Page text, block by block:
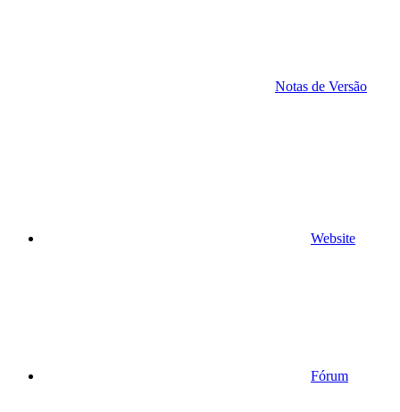
Notas de Versão
Website
Fórum